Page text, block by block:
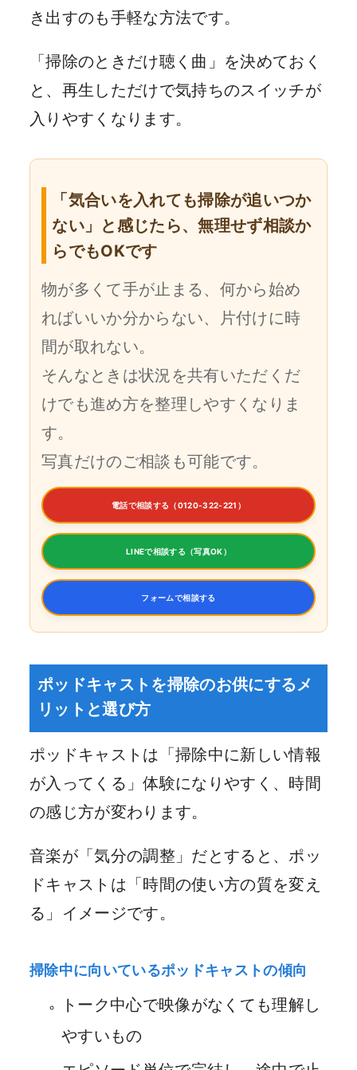
き出すのも手軽な方法です。
「掃除のときだけ聴く曲」を決めておく
と、再生しただけで気持ちのスイッチが
入りやすくなります。
「気合いを入れても掃除が追いつか
ない」と感じたら、無理せず相談か
らでもOKです
物が多くて手が止まる、何から始め
ればいいか分からない、片付けに時
間が取れない。
そんなときは状況を共有いただくだ
けでも進め方を整理しやすくなりま
す。
写真だけのご相談も可能です。
電話で相談する（0120-322-221）
LINEで相談する（写真OK）
フォームで相談する
ポッドキャストを掃除のお供にするメ
リットと選び方
ポッドキャストは「掃除中に新しい情報
が入ってくる」体験になりやすく、時間
の感じ方が変わります。
音楽が「気分の調整」だとすると、ポッ
ドキャストは「時間の使い方の質を変え
る」イメージです。
掃除中に向いているポッドキャストの傾向
トーク中心で映像がなくても理解し
やすいもの